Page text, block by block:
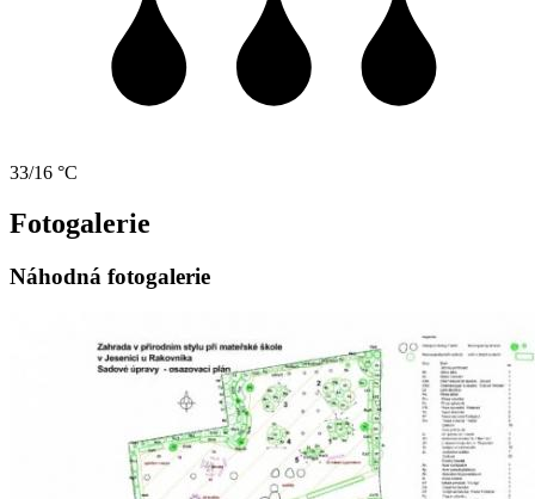
33/16 °C
Fotogalerie
Náhodná fotogalerie